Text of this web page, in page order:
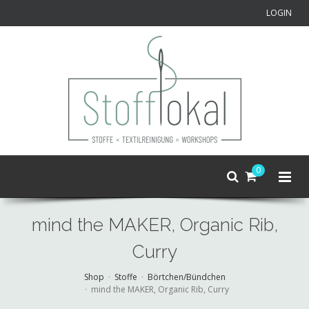
LOGIN
0
mind the MAKER, Organic Rib,
Curry
Shop Stoffe
Börtchen/Bündchen
mind the MAKER, Organic Rib, Curry